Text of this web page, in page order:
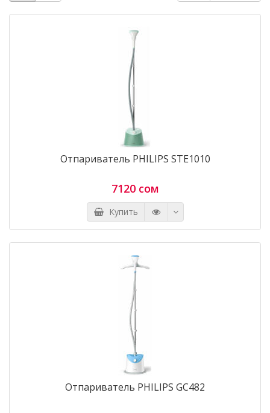
Отпариватель PHILIPS STE1010
7120 сом
Купить
Отпариватель PHILIPS GC482